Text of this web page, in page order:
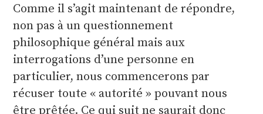
Comme il s’agit maintenant de répondre,
non pas à un questionnement
philosophique général mais aux
interrogations d’une personne en
particulier, nous commencerons par
récuser toute « autorité » pouvant nous
être prêtée. Ce qui suit ne saurait donc